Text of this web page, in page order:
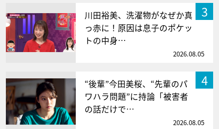
3
川田裕美、洗濯物がなぜか真
っ赤に！原因は息子のポケッ
トの中身…
2026.08.05
4
“後輩”今田美桜、“先輩のパ
ワハラ問題”に持論「被害者
の話だけで…
2026.08.05